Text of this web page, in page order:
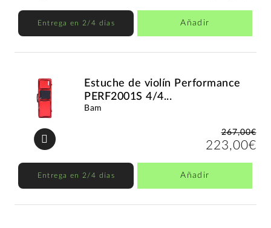
Entrega en 2/4 días Añadir
Estuche de violín Performance
PERF2001S 4/4...
Bam
267,00€
223,00€
Entrega en 2/4 días Añadir